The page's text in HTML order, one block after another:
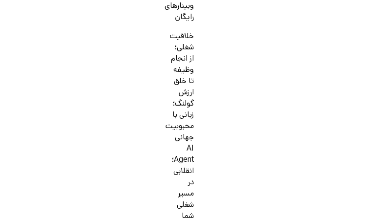
وبینارهای
رایگان
خلاقیت
شغلی؛
از انجام
وظیفه
تا خلق
ارزش
گولنگ؛
زبانی با
محبوبیت
جهانی
AI
Agent؛
انقلابی
در
مسیر
شغلی